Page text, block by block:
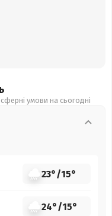
умови на сьогодні
23°/15°
24°/15°